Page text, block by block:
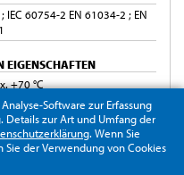
IEC 60754-2 EN 61034-2 ; EN
EIGENSCHAFTEN
+70 °C
bis +50 °CSoftware zur Erfassung
zur Art und Umfang der
. Wenn Sie
der Verwendung von Cookies